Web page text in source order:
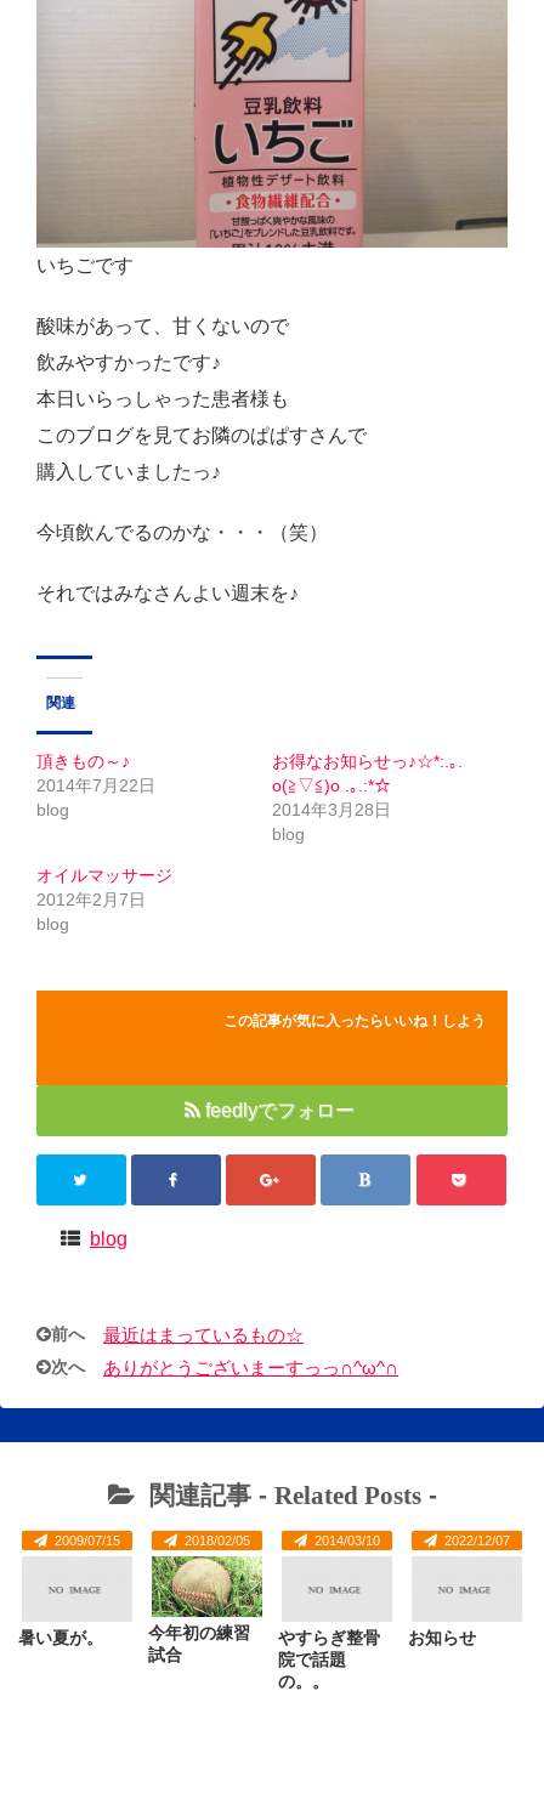
いちごです
酸味があって、甘くないので
飲みやすかったです♪
本日いらっしゃった患者様も
このブログを見てお隣のぱぱすさんで
購入していましたっ♪
今頃飲んでるのかな・・・（笑）
それではみなさんよい週末を♪
関連
頂きもの～♪
2014年7月22日
blog
お得なお知らせっ♪☆*:.｡.
o(≧▽≦)o .｡.:*☆
2014年3月28日
blog
オイルマッサージ
2012年2月7日
blog
この記事が気に入ったらいいね！しよう
feedlyでフォロー
blog
前へ 最近はまっているもの☆
次へ ありがとうございまーすっっ∩^ω^∩
関連記事 - Related Posts-
2009/07/15
暑い夏が。
2018/02/05
今年初の練習
試合
2014/03/10
やすらぎ整骨
院で話題
の。。
2022/12/07
お知らせ